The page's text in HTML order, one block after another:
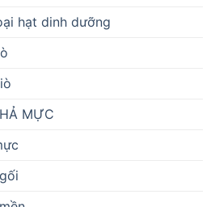
hạt dinh dưỡng
MỰC